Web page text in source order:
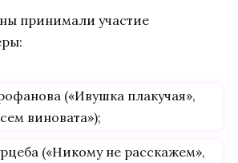
принимали участие
(«Ивушка плакучая»,
виновата»);
(«Никому не расскажем»,